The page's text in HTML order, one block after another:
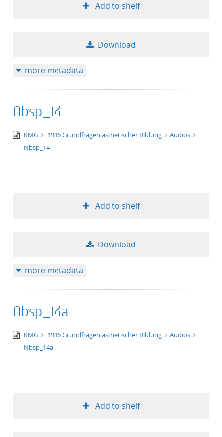
Add to shelf
Download
more metadata
Nbsp_14
audio/x-
wav
KMG 1996 Grundfragen ästhetischer Bildung
Audios
Nbsp_14
Add to shelf
Download
more metadata
Nbsp_14a
audio/x-
wav
KMG 1996 Grundfragen ästhetischer Bildung
Audios
Nbsp_14a
Add to shelf